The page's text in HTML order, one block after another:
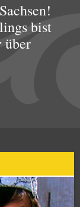
bist
über